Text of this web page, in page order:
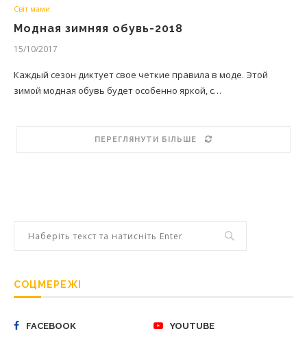
Світ мами
Модная зимняя обувь-2018
15/10/2017
Каждый сезон диктует свое четкие правила в моде. Этой
зимой модная обувь будет особенно яркой, с…
ПЕРЕГЛЯНУТИ БІЛЬШЕ
СОЦМЕРЕЖІ
FACEBOOK YOUTUBE